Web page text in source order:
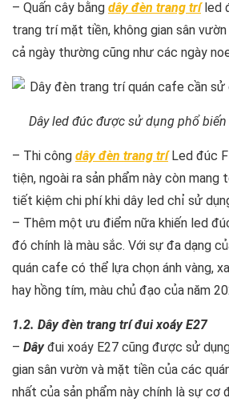
– Quấn cây bằng dây đèn trang tríled
trang trí mặt tiền, không gian sân
cả ngày thường cũng như các ngày
Dây led đúc được sử dụng phổ
– Thi công dây đèn trang tríLed đúc
tiện, ngoài ra sản phẩm này còn mang
tiết kiệm chi phí khi dây led chỉ sử
– Thêm một ưu điểm nữa khiến led
đó chính là màu sắc. Với sự đa dạng
quán cafe có thể lựa chọn ánh vàng,
hay hồng tím, màu chủ đạo của năm
1.2. Dây đèn trang trí đui xoáy E27
– Dâyđui xoáy E27 cũng được sử
gian sân vườn và mặt tiền của các
nhất của sản phẩm này chính là sự cơ